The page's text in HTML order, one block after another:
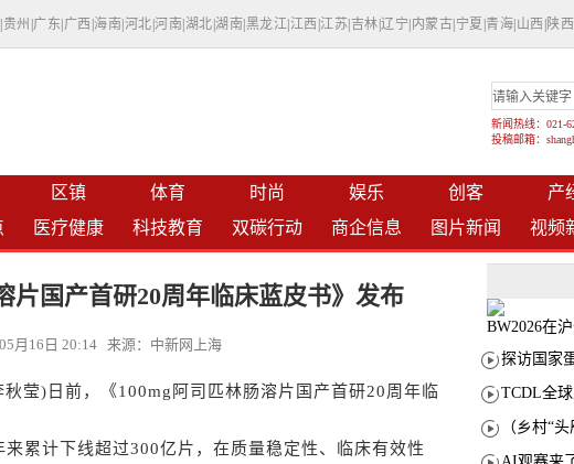
贵州 广东 广西 海南 河北 |河南 湖北 |湖南 黑龙江 江西 江苏 吉林 |辽宁 内蒙古 宁夏 青海 山西 陕西
新闻热线：021-
投稿邮箱：
区镇 体育 时尚 娱乐 创客 产
医疗健康 科技教育 双碳行动 商企信息 图片新闻 视频
片国产首研20周年临床蓝皮书》发布
月16日 20:14 来源：中新网上海
)日前，《100mg阿司匹林肠溶片国产首研20周年临
计下线超过300亿片，在质量稳定性、临床有效性
TCDL全